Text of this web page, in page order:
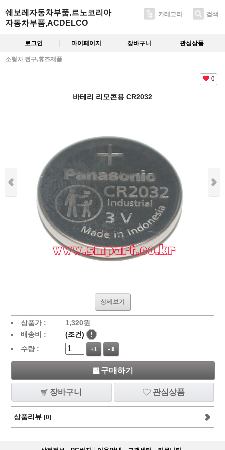
쉐보레자동차부품,르노코리아
자동차부품,ACDELCO
카테고리 검색
로그인 마이페이지 장바구니 관심상품
소형차 전구,휴즈제품
0
바테리 리모콘용 CR2032
상세보기
상품가 : 1,320원
배송비 :
(조건)
!
수량 :
+1 -1
구매하기
장바구니 관심상품
상품리뷰 [0]